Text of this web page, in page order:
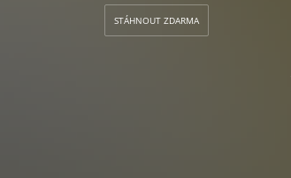
STÁHNOUT ZDARMA